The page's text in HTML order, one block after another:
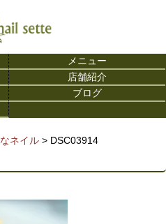
メニュー
店舗紹介
ブログ
ネイル > DSC03914